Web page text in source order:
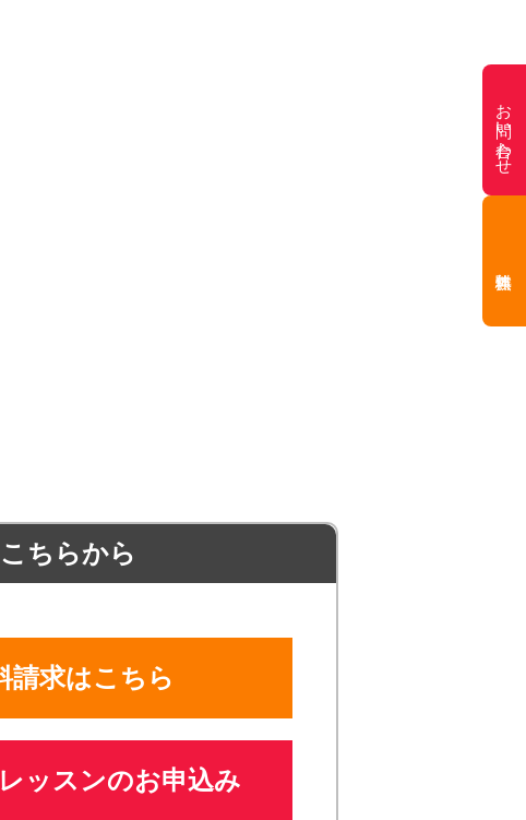
ちらから
請求はこちら
ッスンのお申込み
お問い合わせ